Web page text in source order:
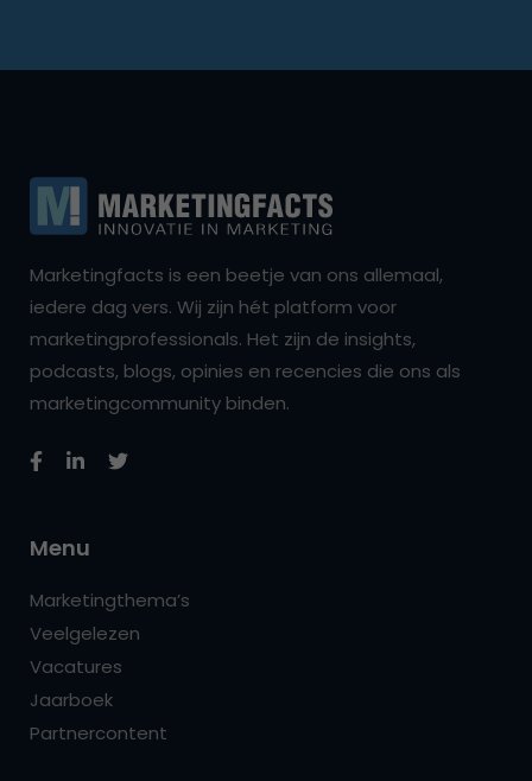
Marketingfacts is een beetje van ons allemaal,
iedere dag vers. Wij zijn hét platform voor
marketingprofessionals. Het zijn de insights,
podcasts, blogs, opinies en recencies die ons als
marketingcommunity binden.
Menu
Marketingthema’s
Veelgelezen
Vacatures
Jaarboek
Partnercontent